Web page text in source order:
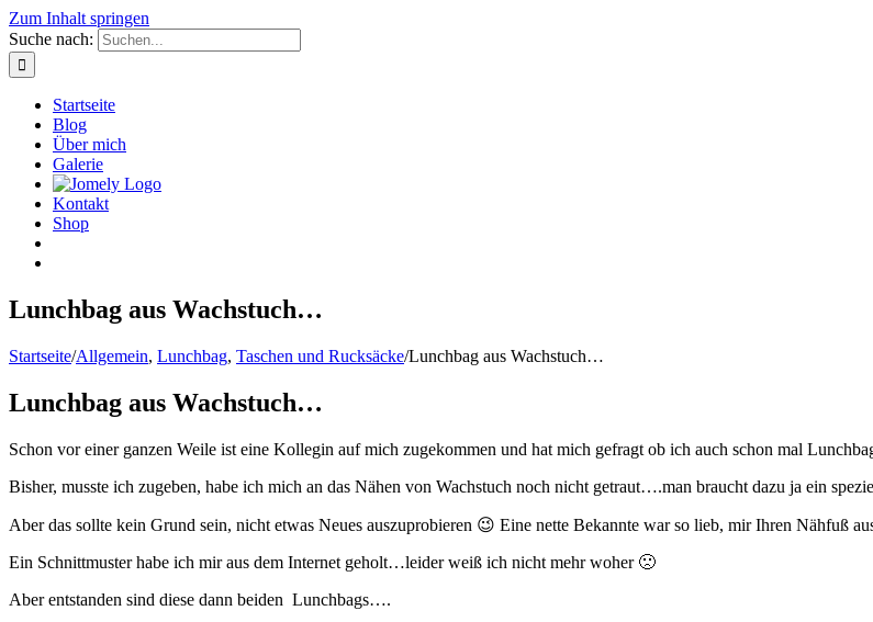
Zum Inhalt springen
Suche nach:
Startseite
Blog
Über mich
Galerie
Kontakt
Shop
Lunchbag aus Wachstuch…
Startseite/Allgemein, Lunchbag, Taschen und Rucksäcke/Lunchbag aus Wachstuch…
Lunchbag aus Wachstuch…
Schon vor einer ganzen Weile ist eine Kollegin auf mich zugekommen und hat mich gefragt ob ich auch schon mal
Bisher, musste ich zugeben, habe ich mich an das Nähen von Wachstuch noch nicht getraut….man braucht dazu ja ein
Aber das sollte kein Grund sein, nicht etwas Neues auszuprobieren 😉 Eine nette Bekannte war so lieb, mir Ihren Nähfuß
Ein Schnittmuster habe ich mir aus dem Internet geholt…leider weiß ich nicht mehr woher 🙁
Aber entstanden sind diese dann beiden Lunchbags….